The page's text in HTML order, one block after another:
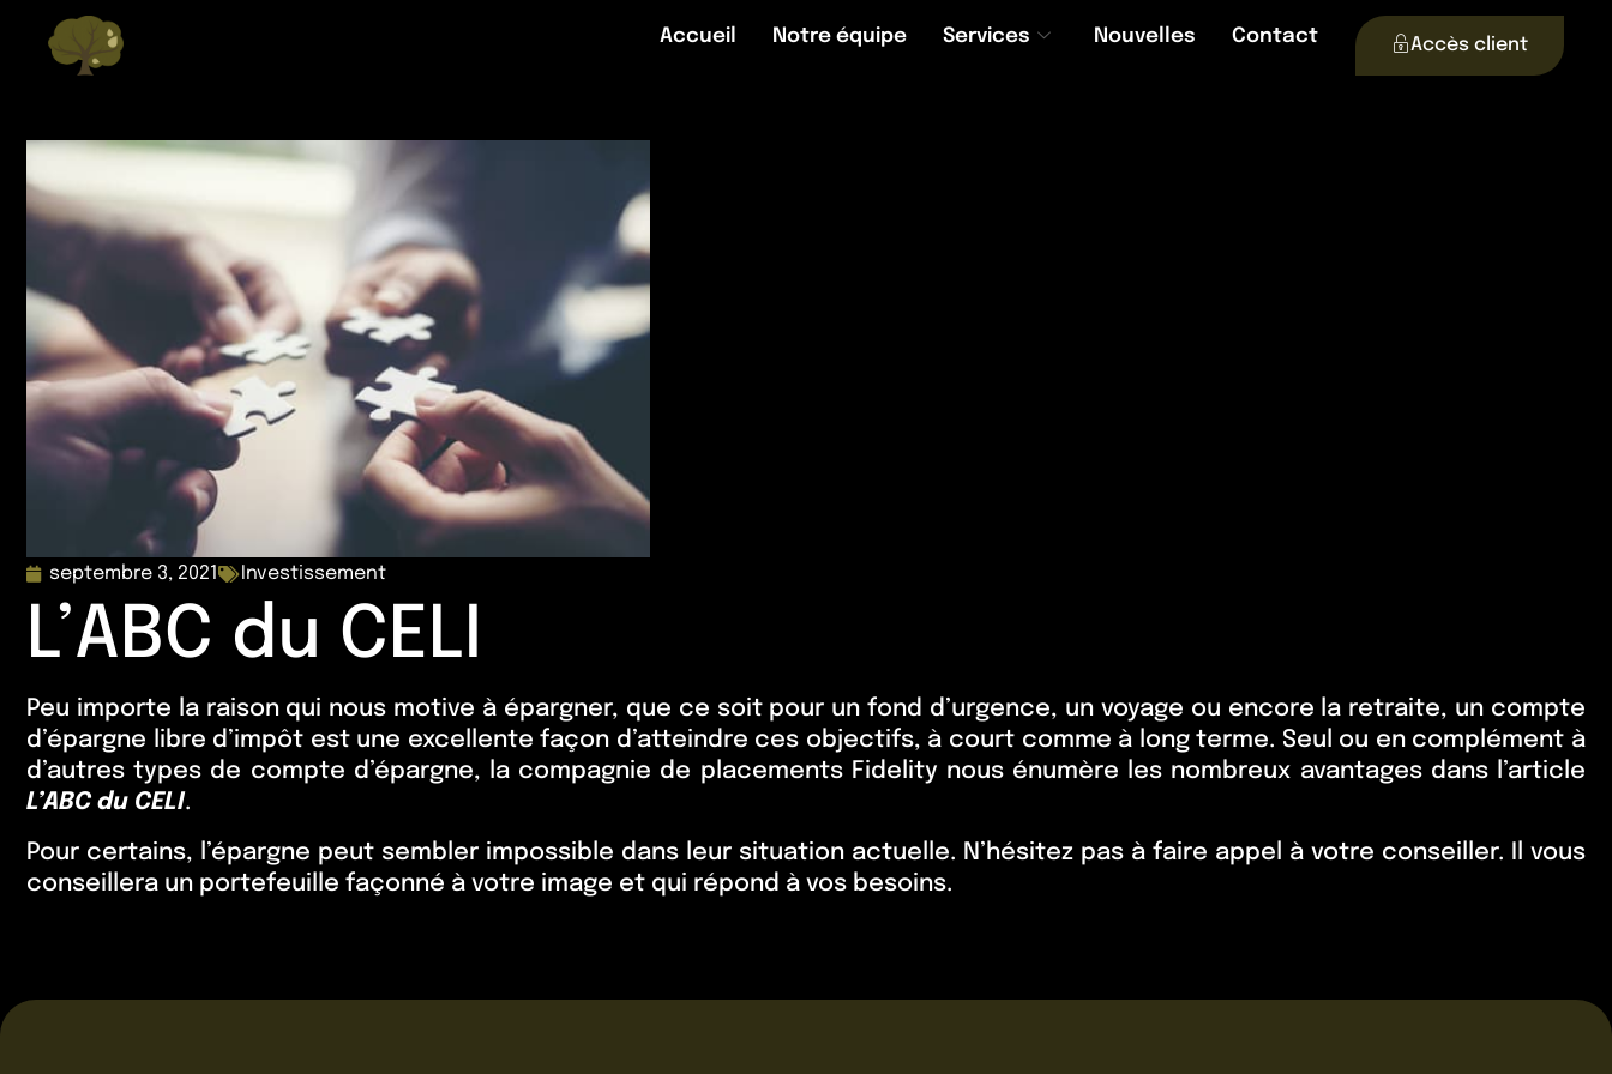
Accueil Notre équipe Services Nouvelles Contact Accès client
septembre 3, 2021 Investissement
L’ABC du CELI
Peu importe la raison qui nous motive à épargner, que ce soit pour un fond d’urgence, un voyage ou encore la retraite, un compte
d’épargne libre d’impôt est une excellente façon d’atteindre ces objectifs, à court comme à long terme. Seul ou en complément à
d’autres types de compte d’épargne, la compagnie de placements Fidelity nous énumère les nombreux avantages dans l’article
L’ABC du CELI.
Pour certains, l’épargne peut sembler impossible dans leur situation actuelle. N’hésitez pas à faire appel à votre conseiller. Il vous
conseillera un portefeuille façonné à votre image et qui répond à vos besoins.